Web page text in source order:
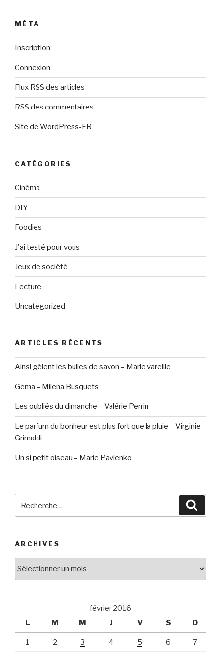
e
m
a
i
l
MÉTA
Inscription
Connexion
Flux RSS des articles
RSS des commentaires
Site de WordPress-FR
CATÉGORIES
Cinéma
DIY
Foodies
J'ai testé pour vous
Jeux de société
Lecture
Uncategorized
ARTICLES RÉCENTS
Ainsi gèlent les bulles de savon – Marie vareille
Gema – Milena Busquets
Les oubliés du dimanche – Valérie Perrin
Le parfum du bonheur est plus fort que la pluie – Virginie
Grimaldi
Un si petit oiseau – Marie Pavlenko
ARCHIVES
Archives
février 2016
L
M M J V S D
1 2 3 4 5 6 7